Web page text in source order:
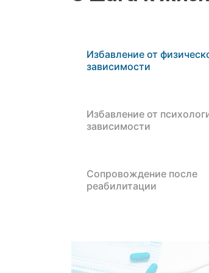
Избавление от
зависимости
Избавление от
зависимости
Сопровождение после
реабилитации